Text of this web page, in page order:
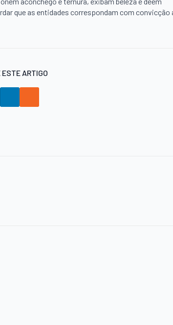
que as entidades correspondam com convicção
ARTIGO